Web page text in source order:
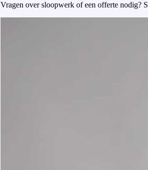
Vragen over sloopwerk of een offerte nodig?